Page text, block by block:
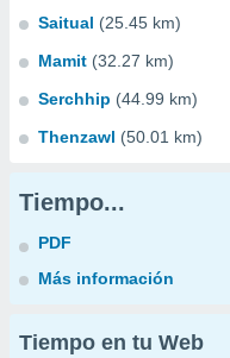
Saitual (25.45 km)
Mamit (32.27 km)
Serchhip (44.99 km)
Thenzawl (50.01 km)
Tiempo...
PDF
Más información
Tiempo en tu Web